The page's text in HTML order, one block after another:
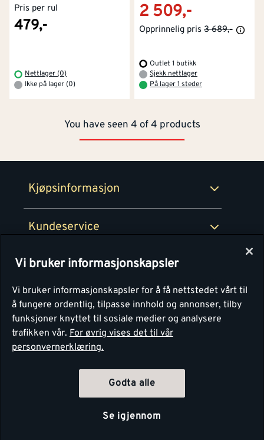
Pris per rul
479,-
Nettlager (0)
Ikke på lager (0)
2 509,-
Opprinnelig pris 3 689,-
Outlet 1 butikk
Sjekk nettlager
På lager 1 steder
You have seen 4 of 4 products
Kjøpsinformasjon
Netthandel
Retur- og angrerettsskjema
Kundeservice
Kontakt oss
Tjenester
Montér
Byggevarehus og åpningstider
100% fornøydgaranti
Personvern
Vi bruker informasjonskapsler
Vi bruker informasjonskapsler for å få nettstedet vårt til
å fungere ordentlig, tilpasse innhold og annonser, tilby
funksjoner knyttet til sosiale medier og analysere
trafikken vår. For øvrig vises det til vår
personvernerklæring.
Godta alle
Se igjennom